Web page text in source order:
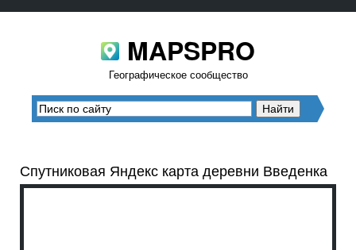
MAPSPRO
Географическое сообщество
Спутниковая Яндекс карта деревни Введенка